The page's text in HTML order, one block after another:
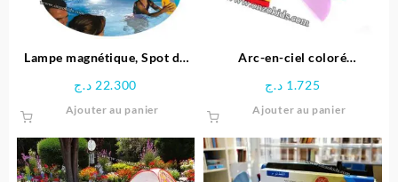
sur
page
Lampe magnétique, Spot de
22.300 د.ج
Ajouter au panier
Arc-en-ciel coloré
1.725 د.ج
Ajouter au panier